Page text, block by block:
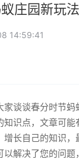
庄园新玩法
14:59:41
家谈谈春分时节蚂
知识点，文章可能
增长自己的知识
以解决了您的问题